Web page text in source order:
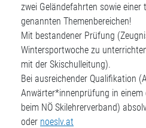
zwei Geländefahrten sowie
genannten Themenbereichen!
Mit bestandener Prüfung
Wintersportwoche zu
mit der Skischulleitung).
Bei ausreichender Qualifikation
Anwärter*innenprüfung in
beim NÖ Skilehrerverband)
oder noeslv.at